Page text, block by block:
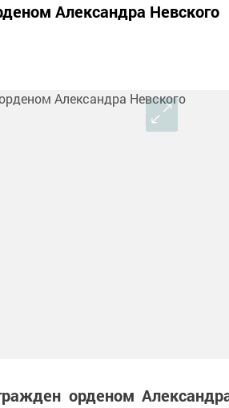
Александра Невского
орденом